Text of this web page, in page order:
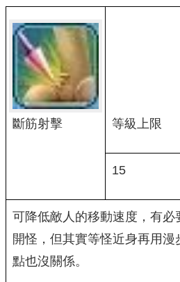
斷筋射擊 等級上限
15
可降低敵人的移動速度，有必
開怪，但其實等怪近身再用
點也沒關係。